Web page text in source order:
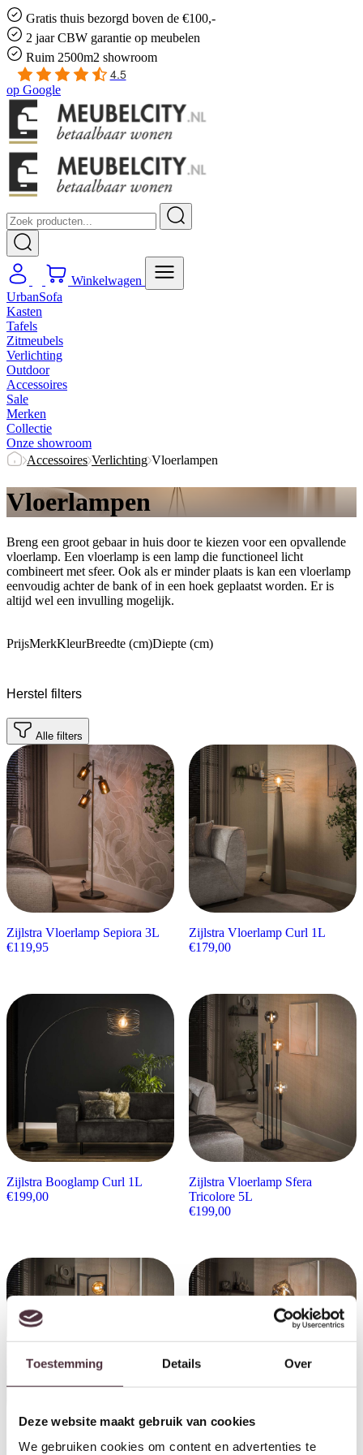
Toestemming Details Over
Deze website maakt gebruik van cookies
We gebruiken cookies om content en advertenties te
Gratis thuis bezorgd boven de €100,-
2 jaar CBW garantie op meubelen
Ruim 2500m2 showroom
4.5
op Google
Winkelwagen
UrbanSofa
Kasten
Tafels
Zitmeubels
Verlichting
Outdoor
Accessoires
Sale
Merken
Collectie
Onze showroom
Accessoires Verlichting Vloerlampen
Vloerlampen
Breng een groot gebaar in huis door te kiezen voor een opvallende
vloerlamp. Een vloerlamp is een lamp die functioneel licht
combineert met sfeer. Ook als er minder plaats is kan een vloerlamp
eenvoudig achter de bank of in een hoek geplaatst worden. Er is
altijd wel een invulling mogelijk.
PrijsMerkKleurBreedte (cm)Diepte (cm)
Herstel filters
Alle filters
Zijlstra Vloerlamp Sepiora 3L
€119,95
Zijlstra Vloerlamp Curl 1L
€179,00
Zijlstra Booglamp Curl 1L
€199,00
Zijlstra Vloerlamp Sfera
Tricolore 5L
€199,00
Zijlstra Vloerlamp Stellar 9L
Zijlstra Vloerlamp Rock getrapt